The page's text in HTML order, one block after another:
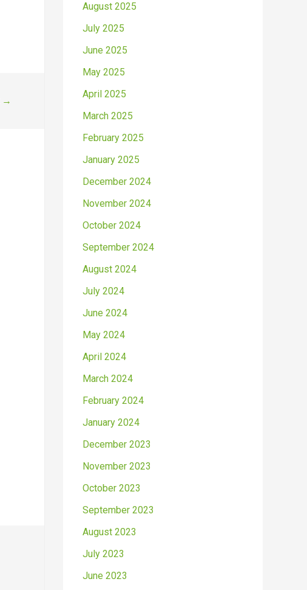
→
August 2025
July 2025
June 2025
May 2025
April 2025
March 2025
February 2025
January 2025
December 2024
November 2024
October 2024
September 2024
August 2024
July 2024
June 2024
May 2024
April 2024
March 2024
February 2024
January 2024
December 2023
November 2023
October 2023
September 2023
August 2023
July 2023
June 2023